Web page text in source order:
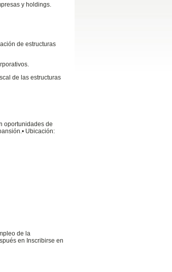
y holdings.
de estructuras
de las estructuras
oportunidades de
Ubicación:
de la
en Inscribirse en